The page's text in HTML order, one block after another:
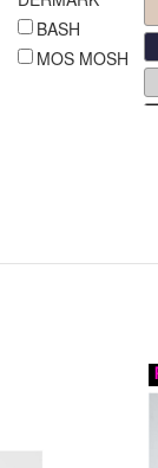
BASH
MOS MOSH